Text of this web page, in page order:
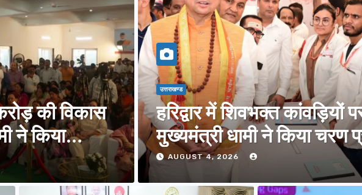
की विकास
ने किया
उत्तराखण्ड
हरिद्वार में शिवभक्त कांवड़ियों
मुख्यमंत्री धामी ने किया चरण
AUGUST 4, 2026